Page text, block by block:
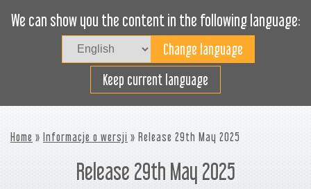
We can show you the content in the following language:
Keep current language
Załaduj sprawnie
Home » Informacje o wersji » Release 29th May 2025
Release 29th May 2025